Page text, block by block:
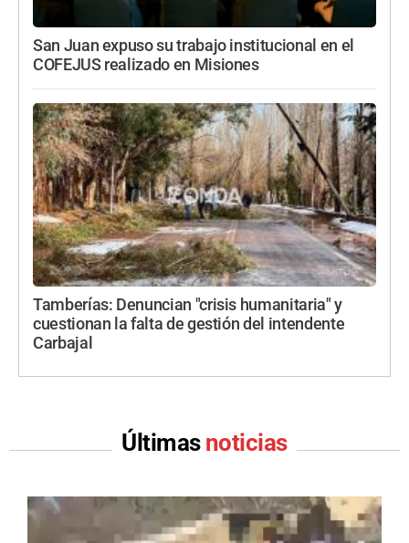
San Juan expuso su trabajo institucional en el
COFEJUS realizado en Misiones
Tamberías: Denuncian "crisis humanitaria" y
cuestionan la falta de gestión del intendente
Carbajal
Últimas noticias